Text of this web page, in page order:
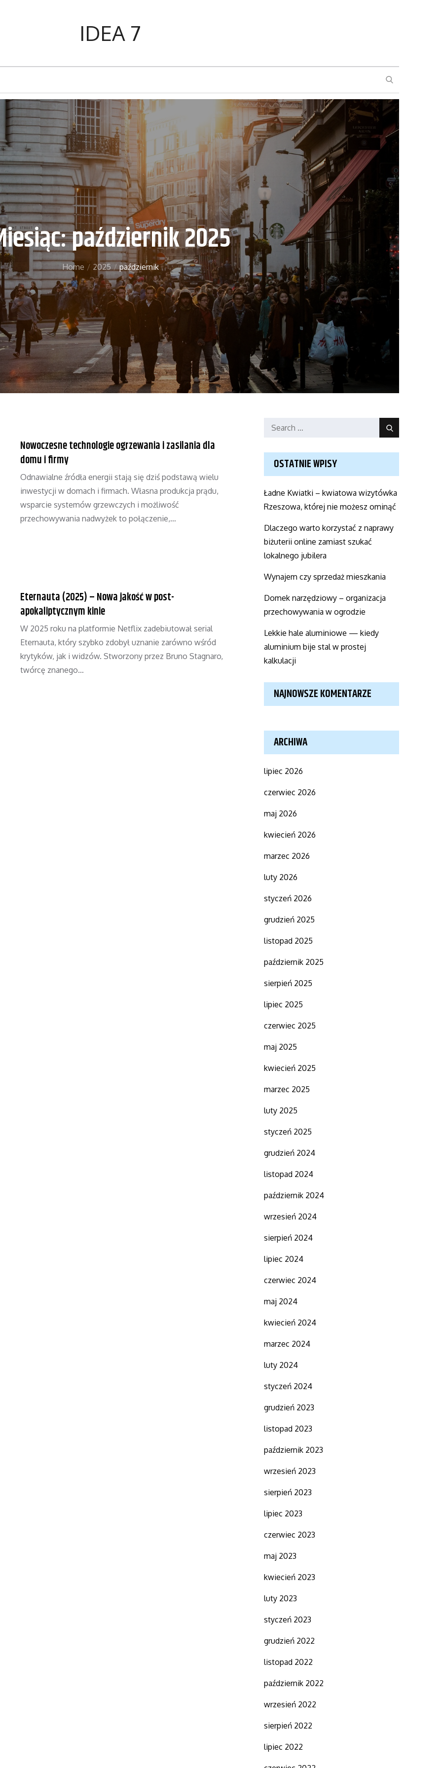
IDEA 7
SEARCH
październik 2025
Home 2025 październik
Nowoczesne technologie ogrzewania i zasilania dla
domu i firmy
Odnawialne źródła energii stają się dziś podstawą wielu
inwestycji w domach i firmach. Własna produkcja prądu,
wsparcie systemów grzewczych i możliwość
przechowywania nadwyżek to połączenie,…
Eternauta (2025) – Nowa jakość w post-
apokaliptycznym kinie
W 2025 roku na platformie Netflix zadebiutował serial
Eternauta, który szybko zdobył uznanie zarówno wśród
krytyków, jak i widzów. Stworzony przez Bruno Stagnaro,
twórcę znanego…
Search
Search
OSTATNIE WPISY
Ładne Kwiatki – kwiatowa wizytówka
Rzeszowa, której nie możesz ominąć
Dlaczego warto korzystać z naprawy
biżuterii online zamiast szukać
lokalnego jubilera
Wynajem czy sprzedaż mieszkania
Domek narzędziowy – organizacja
przechowywania w ogrodzie
Lekkie hale aluminiowe — kiedy
aluminium bije stal w prostej
kalkulacji
NAJNOWSZE KOMENTARZE
ARCHIWA
lipiec 2026
czerwiec 2026
maj 2026
kwiecień 2026
marzec 2026
luty 2026
styczeń 2026
grudzień 2025
listopad 2025
październik 2025
sierpień 2025
lipiec 2025
czerwiec 2025
maj 2025
kwiecień 2025
marzec 2025
luty 2025
styczeń 2025
grudzień 2024
listopad 2024
październik 2024
wrzesień 2024
sierpień 2024
lipiec 2024
czerwiec 2024
maj 2024
kwiecień 2024
marzec 2024
luty 2024
styczeń 2024
grudzień 2023
listopad 2023
październik 2023
wrzesień 2023
sierpień 2023
lipiec 2023
czerwiec 2023
maj 2023
kwiecień 2023
luty 2023
styczeń 2023
grudzień 2022
listopad 2022
październik 2022
wrzesień 2022
sierpień 2022
lipiec 2022